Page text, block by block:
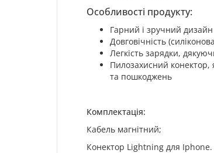
Особливості продукту:
Гарний і зручний дизайн
Довговічність
Легкість зарядки,
Пилозахисний конектор,
та пошкоджень
Комплектація:
Кабель магнітний;
Конектор Lightning для Iphone.